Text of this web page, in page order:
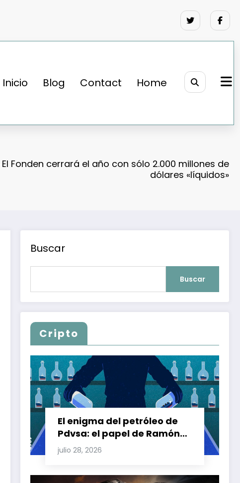
Inicio Blog Contact Home
El Fonden cerrará el año con sólo 2.000 millones de
dólares «líquidos»
Buscar
Buscar
Cripto
El enigma del petróleo de
Pdvsa: el papel de Ramón
Carretero en el triángulo de
Carretero y su impacto en
julio 28, 2026